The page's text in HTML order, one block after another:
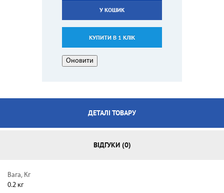
У КОШИК
КУПИТИ В 1 КЛІК
ДЕТАЛІ ТОВАРУ
ВІДГУКИ (0)
Вага, Кг
0.2 кг